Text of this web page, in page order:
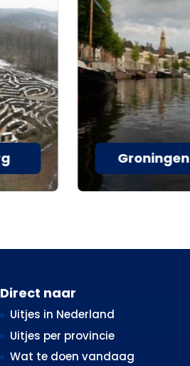
Groningen
Direct naar
Uitjes in Nederland
Uitjes per provincie
Wat te doen vandaag